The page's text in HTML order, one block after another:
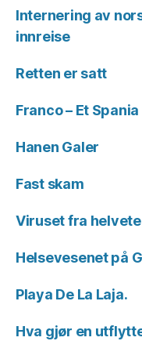
Internering av
innreise
Retten er satt
Franco – Et
Hanen Galer
Fast skam
Viruset fra
Helsevesenet på
Playa De La Laja.
Hva gjør en